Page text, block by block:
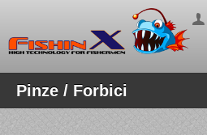
Pinze / Forbici